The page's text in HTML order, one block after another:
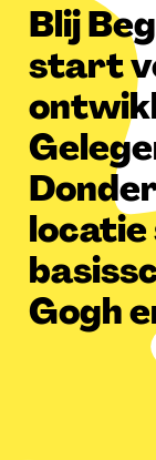
Blij
start
locatie
Gogh